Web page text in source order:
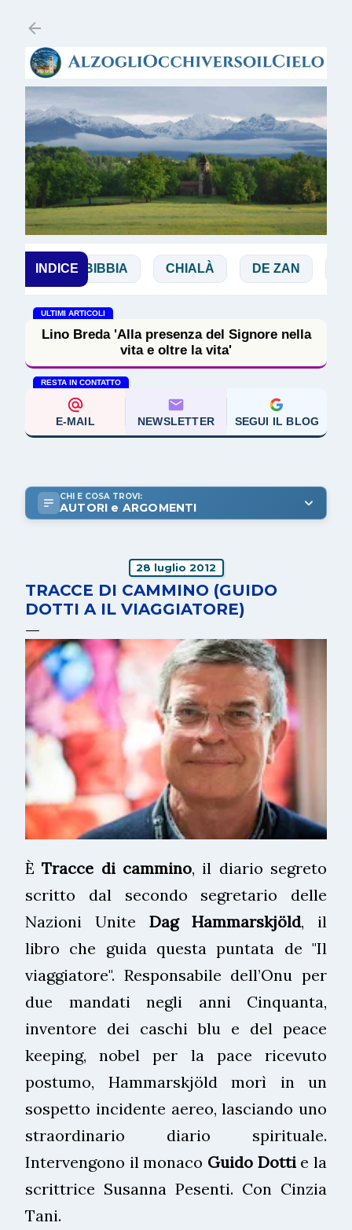
INDICEBIBBIA CHIALÀ DE ZAN
ULTIMI ARTICOLI
Lino Breda 'Alla presenza del Signore nella
vita e oltre la vita'
RESTA IN CONTATTO
E-MAIL NEWSLETTER SEGUI IL BLOG
CHI E COSA TROVI:
AUTORI e ARGOMENTI
28 luglio 2012
TRACCE DI CAMMINO (GUIDO
DOTTI A IL VIAGGIATORE)
ÈTracce di cammino, il diario segreto
scritto dal secondo segretario delle
Nazioni Unite Dag Hammarskjöld, il
libro che guida questa puntata de "Il
viaggiatore". Responsabile dell’Onu per
due mandati negli anni Cinquanta,
inventore dei caschi blu e del peace
keeping, nobel per la pace ricevuto
postumo, Hammarskjöld morì in un
sospetto incidente aereo, lasciando uno
straordinario diario spirituale.
Intervengono il monaco Guido Dottie la
scrittrice Susanna Pesenti. Con Cinzia
Tani.